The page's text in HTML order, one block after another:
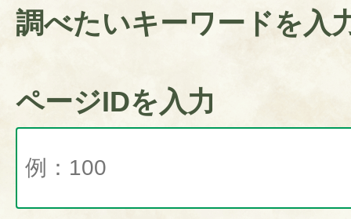
調べたいキーワードを入
ページIDを入力